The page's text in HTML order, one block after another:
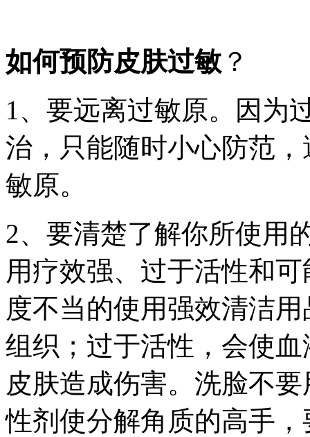
如何预防皮肤过敏 ？
1、要远离过敏原。因为
治，只能随时小心防范
敏原。
2、要清楚了解你所使用
用疗效强、过于活性和
度不当的使用强效清洁
组织；过于活性，会使
皮肤造成伤害。洗脸不
性剂使分解角质的高手